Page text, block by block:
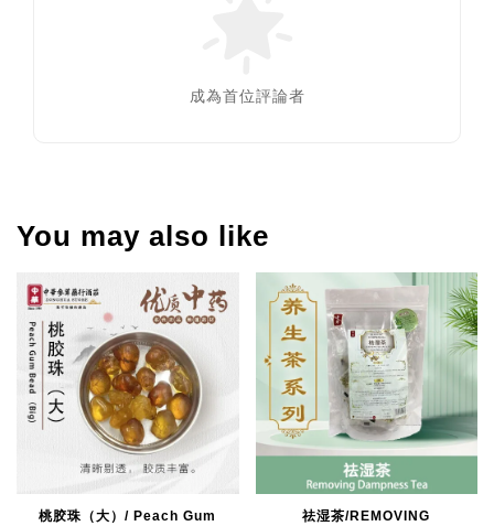
成為首位評論者
You may also like
桃胶珠（大）/ Peach Gum
祛湿茶/REMOVING